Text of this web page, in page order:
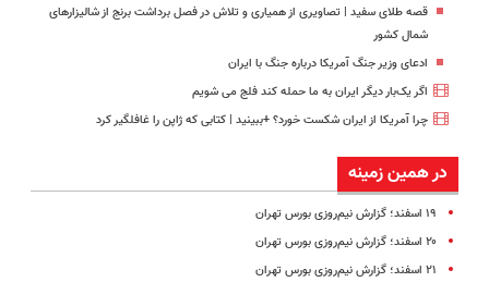
قصه طلای سفید | تصاویری از همیاری و تلاش در فصل برداشت برنج از شالیزارهای
شمال کشور
ادعای وزیر جنگ آمریکا درباره جنگ با ایران
اگر یک‌بار دیگر ایران به ما حمله کند فلج می شویم
چرا آمریکا از ایران شکست خورد؟ +ببینید | کتابی که ژاپن را غافلگیر کرد
در همین زمینه
۱۹ اسفند؛ گزارش نیم‌روزی بورس تهران
۲۰ اسفند؛ گزارش نیم‌روزی بورس تهران
۲۱ اسفند؛ گزارش نیم‌روزی بورس تهران